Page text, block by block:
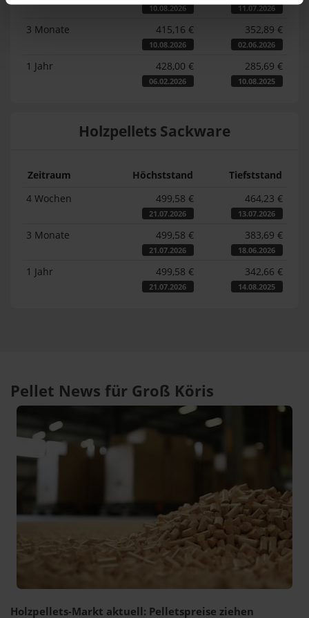
10.08.2026 11.07.2026
3 Monate 415,16 €
10.08.2026
352,89 €
02.06.2026
1 Jahr 428,00 €
06.02.2026
285,69 €
10.08.2025
Holzpellets Sackware
Zeitraum Höchststand
Tiefststand
4 Wochen
499,58 €
21.07.2026
464,23 €
13.07.2026
3 Monate 499,58 €
21.07.2026
383,69 €
18.06.2026
1 Jahr 499,58 €
21.07.2026
342,66 €
14.08.2025
Pellet News für Groß Köris
Holzpellets-Markt aktuell: Pelletspreise ziehen